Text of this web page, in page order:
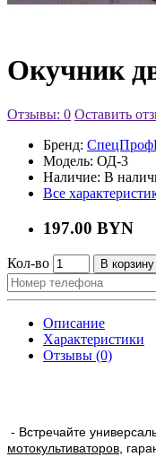
Окучник
Отзывы: 0 Оставить
Бренд:
Модель: ОД-3
Наличие: В
Все
197.00 BYN
Кол-во
В корзину
Описание
Характеристики
Отзывы (0)
- Встречайте
мотокультиваторов ,